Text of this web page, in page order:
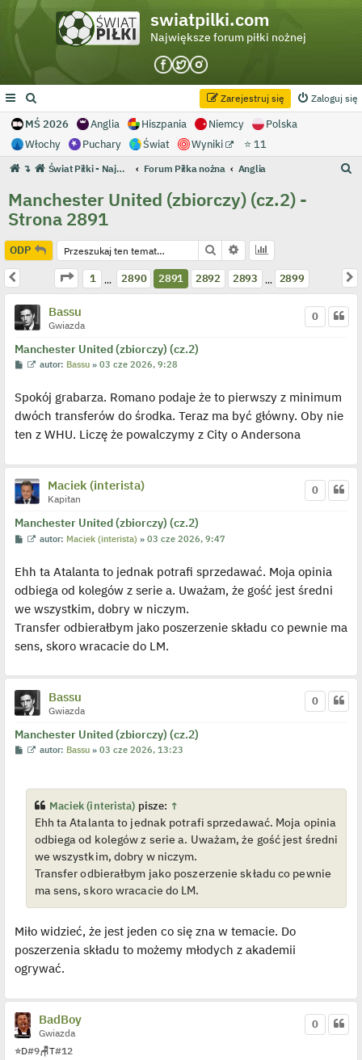
swiatpilki.com
Największe forum piłki nożnej
Zaloguj się
Zarejestruj się
MŚ 2026 Anglia Hiszpania Niemcy
Polska
Włochy
Puchary Świat Wyniki ⭐ 11
↴ Świat Piłki - Największe forum piłki nożnej Forum Piłka nożna Anglia
Manchester United (zbiorczy) (cz.2) -
Strona 2891
ODP Szukaj Wyszukiwanie
Strona
2891z2899
Poprzednia 1 … 2890 2891 2892 2893 … 2899
Bassu
Gwiazda
Manchester United (zbiorczy) (cz.2)
0
P
t
W
w
e
l
j
e
d
y
c
y
s
t
autor: Bassu »03 cze 2026, 9:28
Spokój grabarza. Romano podaje że to pierwszy z minimum
dwóch transferów do środka. Teraz ma być główny. Oby nie
ten z WHU. Liczę że powalczymy z City o Andersona
Maciek (interista)
Kapitan
Manchester United (zbiorczy) (cz.2)
0
P
t
W
w
e
l
o
j
e
y
c
z
y
o
s
autor: Maciek (interista) »03 cze 2026, 9:47
Ehh ta Atalanta to jednak potrafi sprzedawać. Moja opinia
odbiega od kolegów z serie a. Uważam, że gość jest średni
we wszystkim, dobry w niczym.
Transfer odbierałbym jako poszerzenie składu co pewnie ma
sens, skoro wracacie do LM.
Bassu
Gwiazda
Manchester United (zbiorczy) (cz.2)
0
P
W
i
e
t
l
o
j
e
d
n
c
y
p
o
t
autor: Bassu »03 cze 2026, 13:23
Maciek (interista) pisze: ↑
Ehh ta Atalanta to jednak potrafi sprzedawać. Moja opinia
odbiega od kolegów z serie a. Uważam, że gość jest średni
we wszystkim, dobry w niczym.
Transfer odbierałbym jako poszerzenie składu co pewnie
ma sens, skoro wracacie do LM.
Miło widzieć, że jest jeden co się zna w temacie. Do
poszerzenia składu to możemy młodych z akademii
ogrywać.
BadBoy
Gwiazda
⭐D#9🪑T#12
0